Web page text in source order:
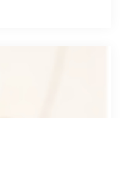
скидках и акциях